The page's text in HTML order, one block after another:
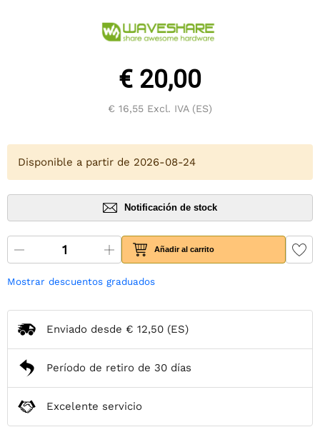
€ 20,00
€ 16,55 Excl. IVA (ES)
Disponible a partir de 2026-08-24
Notificación de stock
Añadir al carrito
Mostrar descuentos graduados
Enviado desde € 12,50 (ES)
Período de retiro de 30 días
Excelente servicio